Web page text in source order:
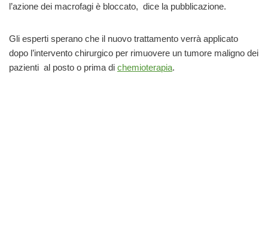
l’azione dei macrofagi è bloccato, dice la pubblicazione.
Gli esperti sperano che il nuovo trattamento verrà applicato
dopo l’intervento chirurgico per rimuovere un tumore maligno dei
pazienti al posto o prima di chemioterapia.